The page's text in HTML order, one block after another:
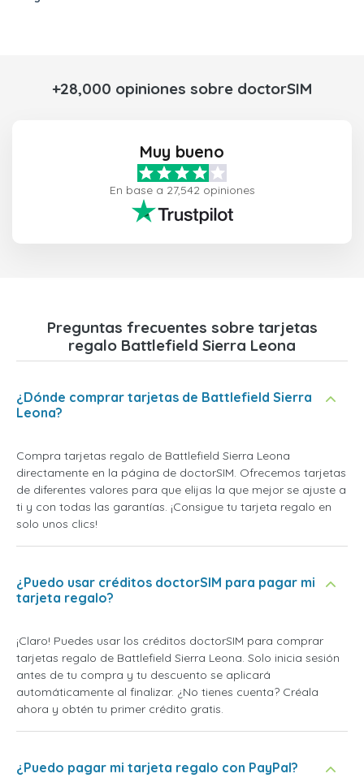
+28,000 opiniones sobre doctorSIM
Muy bueno
En base a 27,542 opiniones
Preguntas frecuentes sobre tarjetas
regalo Battlefield Sierra Leona
¿Dónde comprar tarjetas de Battlefield Sierra
Leona?
Compra tarjetas regalo de Battlefield Sierra Leona
directamente en la página de doctorSIM. Ofrecemos tarjetas
de diferentes valores para que elijas la que mejor se ajuste a
ti y con todas las garantías. ¡Consigue tu tarjeta regalo en
solo unos clics!
¿Puedo usar créditos doctorSIM para pagar mi
tarjeta regalo?
¡Claro! Puedes usar los créditos doctorSIM para comprar
tarjetas regalo de Battlefield Sierra Leona. Solo inicia sesión
antes de tu compra y tu descuento se aplicará
automáticamente al finalizar. ¿No tienes cuenta? Créala
ahora y obtén tu primer crédito gratis.
¿Puedo pagar mi tarjeta regalo con PayPal?